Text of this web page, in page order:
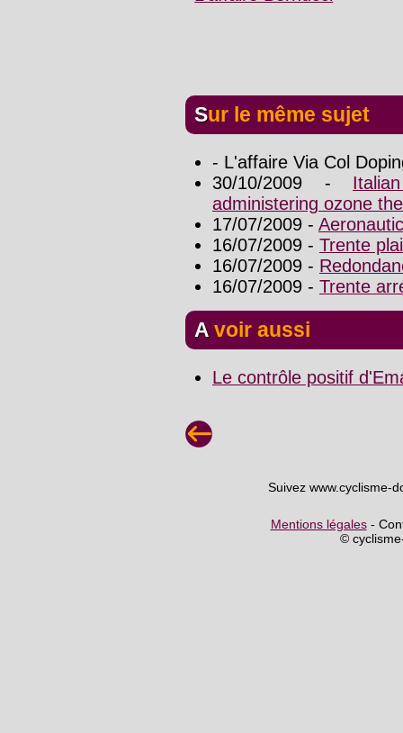
Sur le même sujet
- L'affaire Via Col
30/10/2009 -
administering ozone
17/07/2009 -
16/07/2009 - Trente
16/07/2009 -
16/07/2009 - Trente
A voir aussi
Le contrôle positif
Suivez www.cyclisme-
Mentions légales-
©